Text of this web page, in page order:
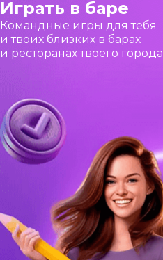
Играть в баре
Командные игры для тебя
и твоихблизких в барах
и ресторанахтвоего города